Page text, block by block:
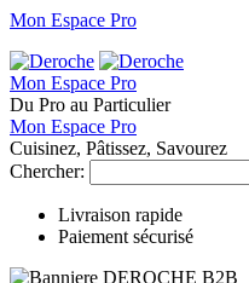
Mon Espace Pro
Mon Espace Pro
Du Pro au Particulier
Mon Espace Pro
Cuisinez, Pâtissez, Savourez
Chercher:
Livraison rapide
Paiement sécurisé